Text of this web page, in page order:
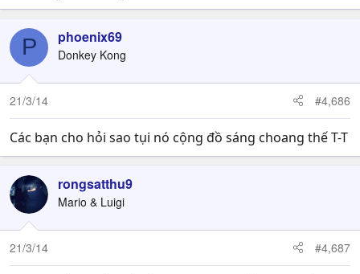
P phoenix69
Donkey Kong
21/3/14 #4,686
Các bạn cho hỏi sao tụi nó cộng đồ sáng choang thế T-T
rongsatthu9
Mario & Luigi
21/3/14 #4,687